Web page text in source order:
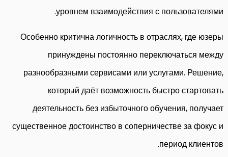
уровнем взаимодействия с пользователями.
Особенно критична логичность в отраслях, где юзеры
принуждены постоянно переключаться между
разнообразными сервисами или услугами. Решение,
который даёт возможность быстро стартовать
деятельность без избыточного обучения, получает
существенное достоинство в соперничестве за фокус и
период клиентов.